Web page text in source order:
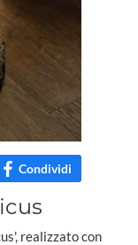
Condividi
realizzato con